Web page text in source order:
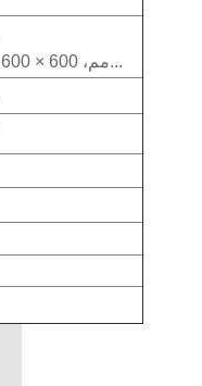
300 × 300 مم، 600 × 600 مم، 600 × 1200 مم، 800 × 800 مم...